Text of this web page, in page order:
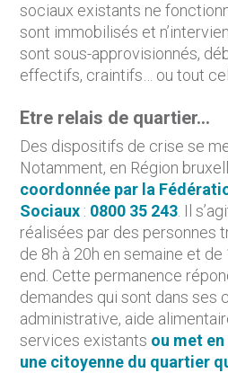
sociaux existants ne
sont immobilisés et
sont sous-approvisionnés,
effectifs, craintifs… ou tout
Etre relais de quartier…
Des dispositifs de crise se
Notamment, en Région
coordonnée par la
Sociaux : 0800 35 243. Il
réalisées par des personnes
de 8h à 20h en semaine et
end. Cette permanence
demandes qui sont dans ses
administrative, aide
services existants ou met
une citoyenne du quartier